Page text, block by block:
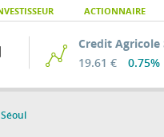
ACTIONNAIRE
Credit Agricole
19.61 €
0.75%